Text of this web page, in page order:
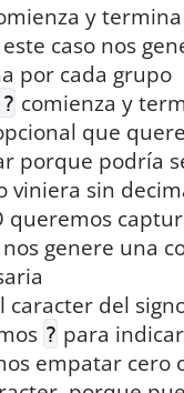
y
caso nos
por cada grupo
comienza y
que
porque podría
viniera sin
queremos
genere una
caracter del
? para
empatar cero